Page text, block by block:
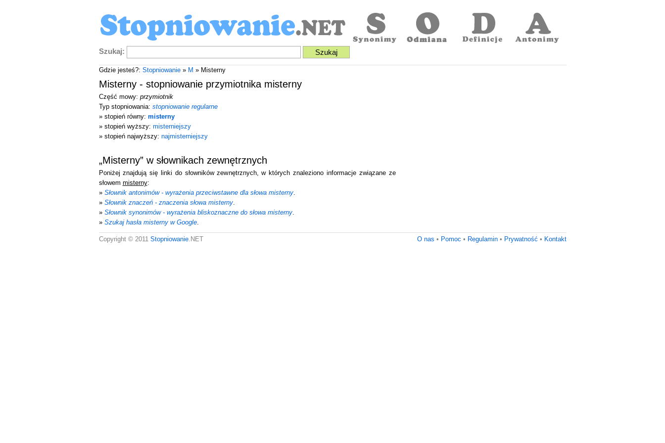
Szukaj:
Gdzie jesteś?: Stopniowanie» M » Misterny
Misterny - stopniowanie przymiotnika misterny
Część mowy: przymiotnik
Typ stopniowania: stopniowanie regularne
» stopień równy: misterny
» stopień wyższy: misterniejszy
» stopień najwyższy: najmisterniejszy
„Misterny” w słownikach zewnętrznych
Poniżej znajdują się linki do słowników zewnętrznych, w których znaleziono informacje związane ze
słowem misterny:
» Słownik antonimów - wyrażenia przeciwstawne dla słowa misterny.
» Słownik znaczeń - znaczenia słowa misterny.
» Słownik synonimów - wyrażenia bliskoznaczne do słowa misterny.
» Szukaj hasła misterny w Google.
O nas • Pomoc • Regulamin• Prywatność • Kontakt
Copyright © 2011 Stopniowanie.NET